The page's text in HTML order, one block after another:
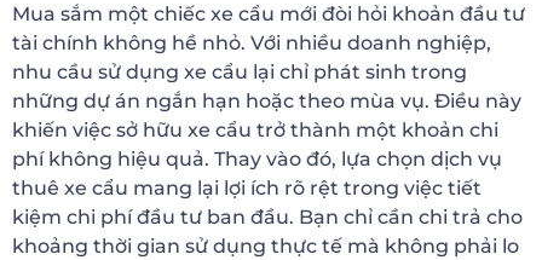
Mua sắm một chiếc xe cẩu mới đòi hỏi khoản đầu tư
tài chính không hề nhỏ. Với nhiều doanh nghiệp,
nhu cầu sử dụng xe cẩu lại chỉ phát sinh trong
những dự án ngắn hạn hoặc theo mùa vụ. Điều này
khiến việc sở hữu xe cẩu trở thành một khoản chi
phí không hiệu quả. Thay vào đó, lựa chọn dịch vụ
thuê xe cẩu mang lại lợi ích rõ rệt trong việc tiết
kiệm chi phí đầu tư ban đầu. Bạn chỉ cần chi trả cho
khoảng thời gian sử dụng thực tế mà không phải lo